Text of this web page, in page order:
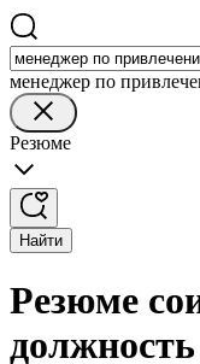
менеджер по
Резюме
Найти
Резюме